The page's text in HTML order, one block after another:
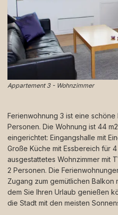
Appartement 3 - Wohnzimmer
Ferienwohnung 3 ist eine
Personen. Die Wohnung ist 44
eingerichtet: Eingangshalle mit
Große Küche mit Essbereich für
ausgestattetes Wohnzimmer mit
2 Personen. Die
Zugang zum gemütlichen Balkon
dem Sie Ihren Urlaub genießen
die Stadt mit den meisten